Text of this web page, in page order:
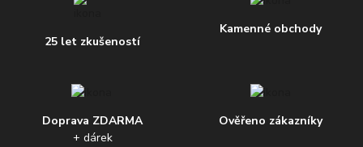
25 let zkušeností
Kamenné obchody
Doprava ZDARMA
+ dárek
Ověřeno zákazníky